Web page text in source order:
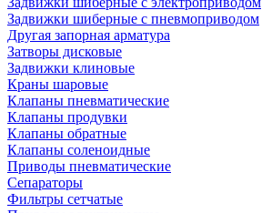
Задвижки шиберные с пневмоприводом
Другая запорная арматура
Затворы дисковые
Задвижки клиновые
Краны шаровые
Клапаны пневматические
Клапаны продувки
Клапаны обратные
Клапаны соленоидные
Приводы пневматические
Сепараторы
Фильтры сетчатые